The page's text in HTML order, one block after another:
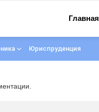
Главная
Юриспруденция